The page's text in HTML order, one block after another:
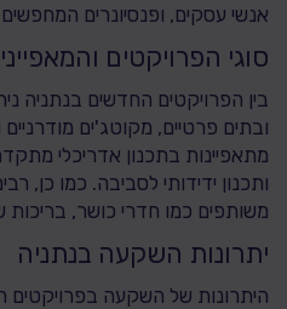
אנשי עסקים, ופנסיונרים
סוגי הפרויקטים
בין הפרויקטים החדשים בנתניה
ובתים פרטיים, מקוטג'ים
מתאפיינות בתכנון אדריכלי
ותכנון ידידותי לסביבה. כמו כן,
משותפים כמו חדרי כושר, בריכות
יתרונות השקעה בנתניה
היתרונות של השקעה בפרויקטים